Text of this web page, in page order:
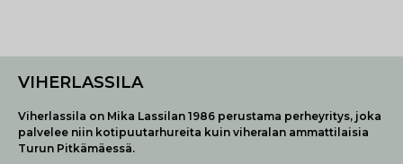
VIHERLASSILA
Viherlassila on Mika Lassilan 1986 perustama perheyritys, joka
palvelee niin kotipuutarhureita kuin viheralan ammattilaisia
Turun Pitkämäessä.